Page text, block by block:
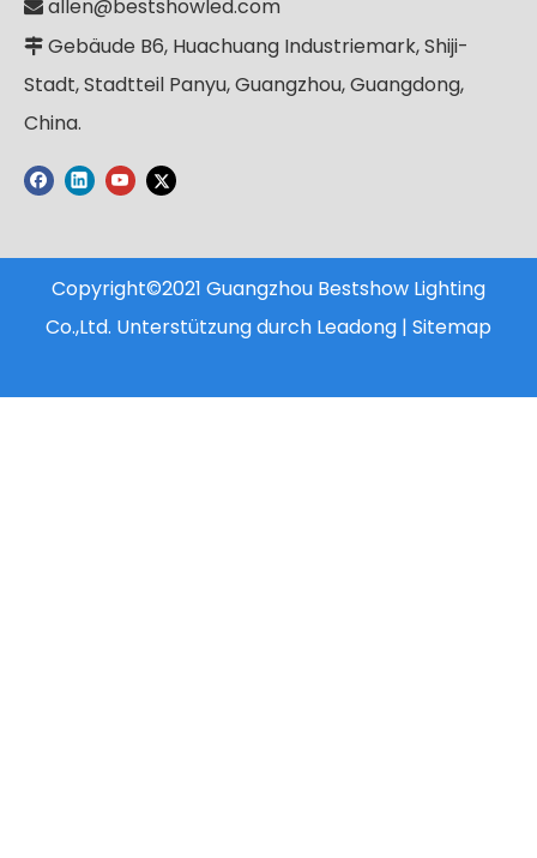
 allen@bestshowled.com
 Gebäude B6, Huachuang Industriemark, Shiji-
Stadt, Stadtteil Panyu, Guangzhou, Guangdong,
China.
Copyright©2021 Guangzhou Bestshow Lighting
Co.,Ltd. Unterstützung durch Leadong | Sitemap